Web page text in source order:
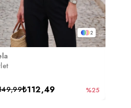
2
₺112,49 %25